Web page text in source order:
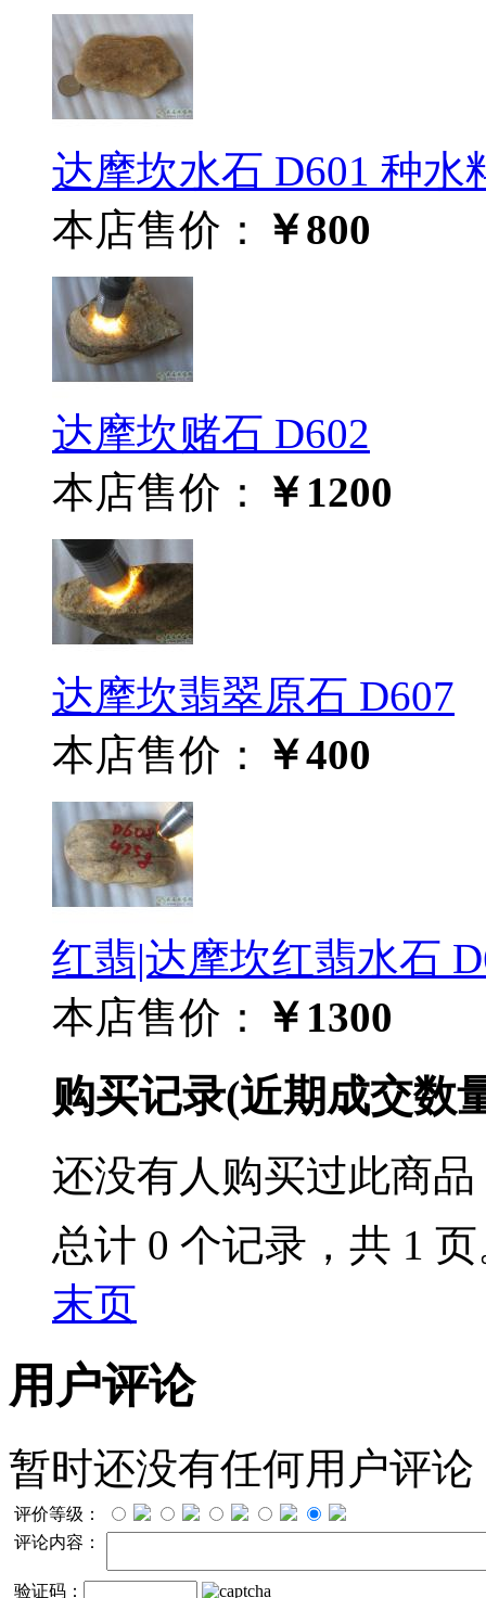
达摩坎水石 D601 种水
本店售价：
￥800
达摩坎赌石 D602
本店售价：
￥1200
达摩坎翡翠原石 D607
本店售价：
￥400
红翡|达摩坎红翡水石
本店售价：
￥1300
购买记录(近期成交数
还没有人购买过此商品
总计 0 个记录，共 1
末页
用户评论
暂时还没有任何用户评论
评价等级：
评论内容：
验证码：